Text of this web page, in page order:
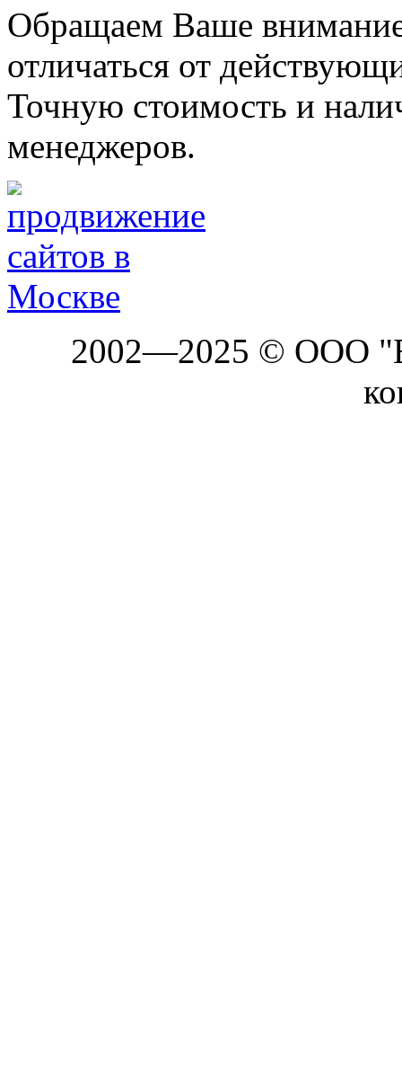
Обращаем Ваше
отличаться от
Точную стоимость и
менеджеров.
2002—2025 © ООО